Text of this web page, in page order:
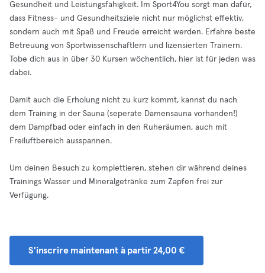
Gesundheit und Leistungsfähigkeit. Im Sport4You sorgt man dafür,
dass Fitness- und Gesundheitsziele nicht nur möglichst effektiv,
sondern auch mit Spaß und Freude erreicht werden. Erfahre beste
Betreuung von Sportwissenschaftlern und lizensierten Trainern.
Tobe dich aus in über 30 Kursen wöchentlich, hier ist für jeden was
dabei.
Damit auch die Erholung nicht zu kurz kommt, kannst du nach
dem Training in der Sauna (seperate Damensauna vorhanden!)
dem Dampfbad oder einfach in den Ruheräumen, auch mit
Freiluftbereich ausspannen.
Um deinen Besuch zu komplettieren, stehen dir während deines
Trainings Wasser und Mineralgetränke zum Zapfen frei zur
Verfügung.
S'inscrire maintenant à partir 24,00 €